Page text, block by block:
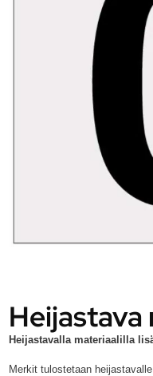
Heijastavalla materiaalilla
Merkit tulostetaan